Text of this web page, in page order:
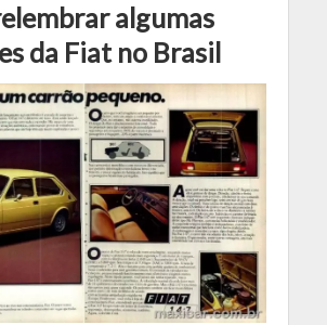
algumas
da Fiat no Brasil